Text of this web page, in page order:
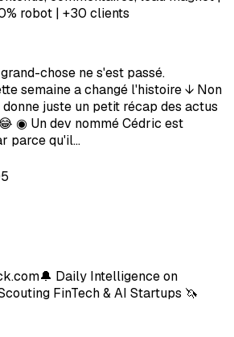
robot | +30 clients
chose ne s'est passé.
semaine a changé l'histoire ↓ Non
juste un petit récap des actus
◉ Un dev nommé Cédric est
parce qu'il…
Daily Intelligence on
FinTech & AI Startups 🦄